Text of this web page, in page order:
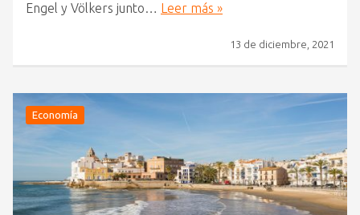
Engel y Völkers junto… Leer más »
13 de diciembre, 2021
Economía